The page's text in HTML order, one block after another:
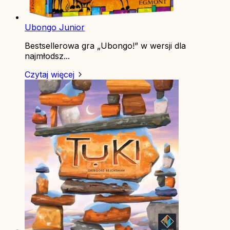
Ubongo Junior
Bestsellerowa gra „Ubongo!” w wersji dla
najmłodsz...
Czytaj więcej